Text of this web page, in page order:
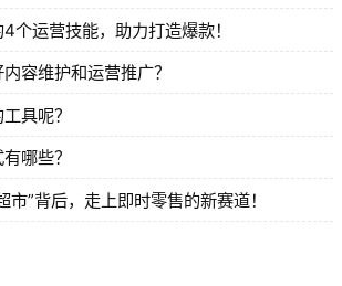
个运营技能，助力打造爆款！
容维护和运营推广？
具呢？
哪些？
市”背后，走上即时零售的新赛道！